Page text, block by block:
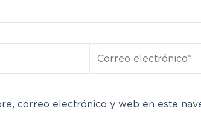
electrónico*
correo electrónico y web en este